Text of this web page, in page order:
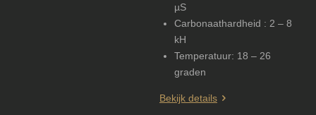
µS
Carbonaathardheid : 2 – 8
kH
Temperatuur: 18 – 26
graden
Bekijk details